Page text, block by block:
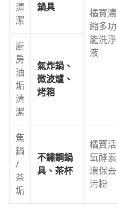
清
潔
鍋具
橘寶濃
縮多功
能洗淨
液
廚
房
油
垢
清
潔
氣炸鍋、
微波爐、
烤箱
焦
鍋
/
茶
垢
不鏽鋼鍋
具、茶杯
橘寶活
氧酵素
環保去
污粉